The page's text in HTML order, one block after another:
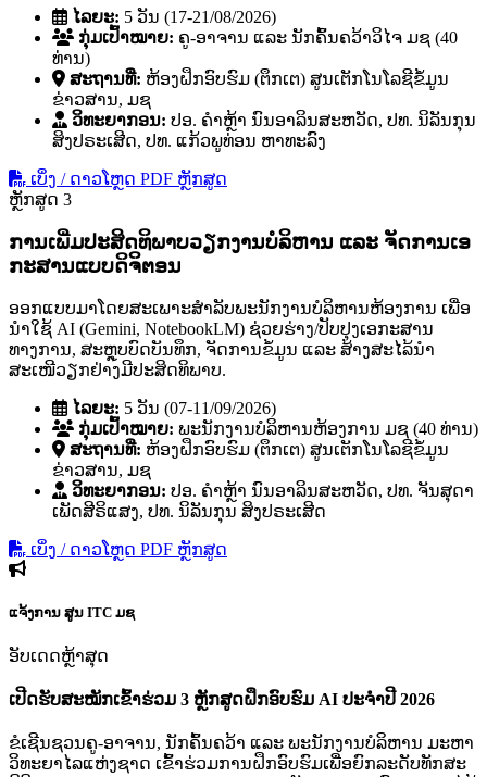
ໄລຍະ: 5 ວັນ (17-21/08/2026)
ກຸ່ມເປົ້າໝາຍ: ຄູ-ອາຈານ ແລະ ນັກຄົ້ນຄວ້າວິໄຈ ມຊ (40
ທ່ານ)
ສະຖານທີ່: ຫ້ອງຝຶກອົບຮົມ (ຕຶກເຕ) ສູນເຕັກໂນໂລຊີຂໍ້ມູນ
ຂ່າວສານ, ມຊ
ວິທະຍາກອນ: ປອ. ຄໍາຫຼ້າ ນົນອາລິນສະຫວັດ, ປທ. ນິລັນກຸນ
ສິງປຣະເສີດ, ປທ. ແກ້ວພູທ່ອນ ຫາທະລົງ
ເບິ່ງ / ດາວໂຫຼດ PDF ຫຼັກສູດ
ຫຼັກສູດ 3
ການເພີ່ມປະສິດທິພາບວຽກງານບໍລິຫານ ແລະ ຈັດການເອ
ກະສານແບບດິຈິຕອນ
ອອກແບບມາໂດຍສະເພາະສຳລັບພະນັກງານບໍລິຫານຫ້ອງການ ເພື່ອ
ນຳໃຊ້ AI (Gemini, NotebookLM) ຊ່ວຍຮ່າງ/ປັບປຸງເອກະສານ
ທາງການ, ສະຫຼຸບບົດບັນທຶກ, ຈັດການຂໍ້ມູນ ແລະ ສ້າງສະໄລ້ນຳ
ສະເໜີວຽກຢ່າງມີປະສິດທິພາບ.
ໄລຍະ: 5 ວັນ (07-11/09/2026)
ກຸ່ມເປົ້າໝາຍ: ພະນັກງານບໍລິຫານຫ້ອງການ ມຊ (40 ທ່ານ)
ສະຖານທີ່: ຫ້ອງຝຶກອົບຮົມ (ຕຶກເຕ) ສູນເຕັກໂນໂລຊີຂໍ້ມູນ
ຂ່າວສານ, ມຊ
ວິທະຍາກອນ: ປອ. ຄໍາຫຼ້າ ນົນອາລິນສະຫວັດ, ປທ. ຈັນສຸດາ
ເພັດສີຣິແສງ, ປທ. ນິລັນກຸນ ສິງປຣະເສີດ
ເບິ່ງ / ດາວໂຫຼດ PDF ຫຼັກສູດ
ແຈ້ງການ ສູນ ITC ມຊ
ອັບເດດຫຼ້າສຸດ
ເປີດຮັບສະໝັກເຂົ້າຮ່ວມ 3 ຫຼັກສູດຝຶກອົບຮົມ AI ປະຈຳປີ 2026
ຂໍເຊີນຊວນຄູ-ອາຈານ, ນັກຄົ້ນຄວ້າ ແລະ ພະນັກງານບໍລິຫານ ມະຫາ
ວິທະຍາໄລແຫ່ງຊາດ ເຂົ້າຮ່ວມການຝຶກອົບຮົມເພື່ອຍົກລະດັບທັກສະ